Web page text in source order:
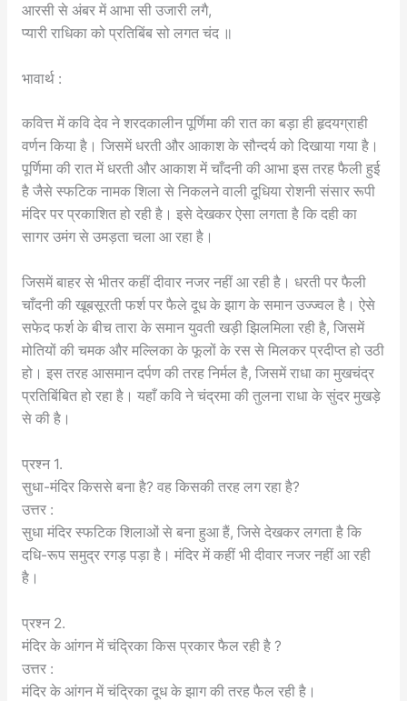
आरसी से अंबर में आभा सी उजारी लगै,
प्यारी राधिका को प्रतिबिंब सो लगत चंद ॥
भावार्थ :
कवित्त में कवि देव ने शरदकालीन पूर्णिमा की रात का बड़ा ही हृदयग्राही
वर्णन किया है। जिसमें धरती और आकाश के सौन्दर्य को दिखाया गया है।
पूर्णिमा की रात में धरती और आकाश में चाँदनी की आभा इस तरह फैली हुई
है जैसे स्फटिक नामक शिला से निकलने वाली दूधिया रोशनी संसार रूपी
मंदिर पर प्रकाशित हो रही है। इसे देखकर ऐसा लगता है कि दही का
सागर उमंग से उमड़ता चला आ रहा है।
जिसमें बाहर से भीतर कहीं दीवार नजर नहीं आ रही है। धरती पर फैली
चाँदनी की खूबसूरती फर्श पर फैले दूध के झाग के समान उज्ज्वल है। ऐसे
सफेद फर्श के बीच तारा के समान युवती खड़ी झिलमिला रही है, जिसमें
मोतियों की चमक और मल्लिका के फूलों के रस से मिलकर प्रदीप्त हो उठी
हो। इस तरह आसमान दर्पण की तरह निर्मल है, जिसमें राधा का मुखचंद्र
प्रतिबिंबित हो रहा है। यहाँ कवि ने चंद्रमा की तुलना राधा के सुंदर मुखड़े
से की है।
प्रश्न 1.
सुधा-मंदिर किससे बना है? वह किसकी तरह लग रहा है?
उत्तर :
सुधा मंदिर स्फटिक शिलाओं से बना हुआ हैं, जिसे देखकर लगता है कि
दधि-रूप समुद्र रगड़ पड़ा है। मंदिर में कहीं भी दीवार नजर नहीं आ रही
है।
प्रश्न 2.
मंदिर के आंगन में चंद्रिका किस प्रकार फैल रही है ?
उत्तर :
मंदिर के आंगन में चंद्रिका दूध के झाग की तरह फैल रही है।